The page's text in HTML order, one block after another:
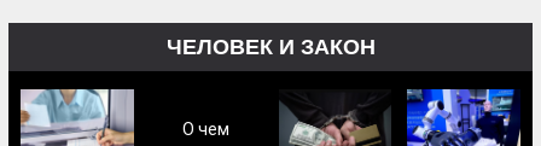
ЧЕЛОВЕК И ЗАКОН
О чем